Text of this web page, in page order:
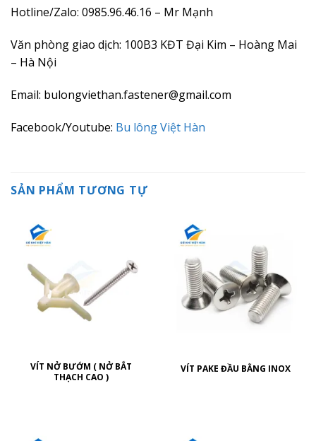
Hotline/Zalo: 0985.96.46.16 – Mr Mạnh
Văn phòng giao dịch: 100B3 KĐT Đại Kim – Hoàng Mai
– Hà Nội
Email: bulongviethan.fastener@gmail.com
Facebook/Youtube: Bu lông Việt Hàn
SẢN PHẨM TƯƠNG TỰ
VÍT NỞ BƯỚM ( NỞ BẮT
THẠCH CAO )
VÍT PAKE ĐẦU BẰNG INOX